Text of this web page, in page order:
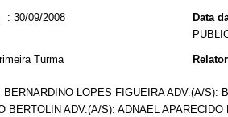
: 30/09/2008 Data
Turma
BERNARDINO LOPES FIGUEIRA ADV.(A/S):
BERTOLIN ADV.(A/S): ADNAEL APARECIDO